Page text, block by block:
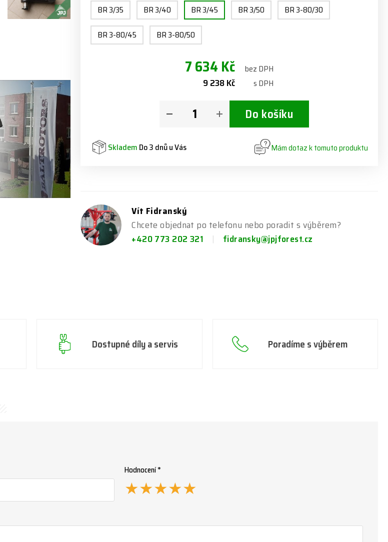
BR 3/35 BR 3/40 BR 3/45 BR 3/50
BR 3-80/30
BR 3-80/45
BR 3-80/50
7 634 Kč bez DPH
9 238 Kč s DPH
Do košíku
Skladem Do 3 dnů u Vás Mám dotaz k tomuto produktu
Vít Fidranský
Chcete objednat po telefonu nebo poradit s výběrem?
+420 773 202 321
fidransky@jpjforest.cz
Dostupné díly a servis Poradíme s výběrem
Hodnocení *
★
★
★
★
★